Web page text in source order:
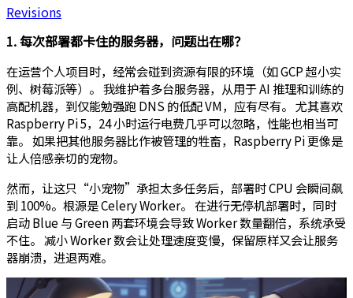
Revisions
1. 每次部署都卡住的服务器，问题出在哪？
在运营个人项目时，经常会碰到资源有限的环境（如 GCP 超小实
例、树莓派等）。 我维护着多台服务器，从用于 AI 推理和训练的
高配机器，到仅能勉强跑 DNS 的低配 VM，应有尽有。 尤其喜欢
Raspberry Pi 5，24 小时运行电费几乎可以忽略，性能也相当可
靠。 如果把其他服务器比作被管理的牲畜，Raspberry Pi 更像是
让人倍感亲切的宠物。
然而，让这只“小宠物”承担太多任务后，部署时 CPU 会瞬间飙
到 100%。根源是 Celery Worker。 在进行无停机部署时，同时
启动 Blue 与 Green 两套环境会导致 Worker 数量翻倍，系统承受
不住。 减小 Worker 数会让处理速度变慢，保留原样又会让服务
器崩溃，进退两难。